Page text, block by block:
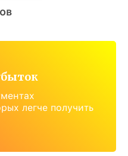
легче получить